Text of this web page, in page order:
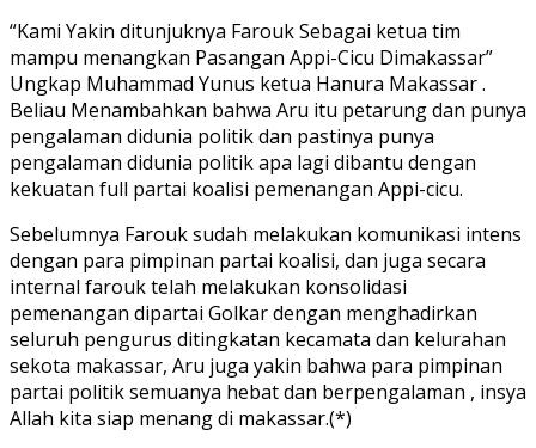
“Kami Yakin ditunjuknya Farouk Sebagai ketua tim
mampu menangkan Pasangan Appi-Cicu Dimakassar”
Ungkap Muhammad Yunus ketua Hanura Makassar .
Beliau Menambahkan bahwa Aru itu petarung dan punya
pengalaman didunia politik dan pastinya punya
pengalaman didunia politik apa lagi dibantu dengan
kekuatan full partai koalisi pemenangan Appi-cicu.
Sebelumnya Farouk sudah melakukan komunikasi intens
dengan para pimpinan partai koalisi, dan juga secara
internal farouk telah melakukan konsolidasi
pemenangan dipartai Golkar dengan menghadirkan
seluruh pengurus ditingkatan kecamata dan kelurahan
sekota makassar, Aru juga yakin bahwa para pimpinan
partai politik semuanya hebat dan berpengalaman , insya
Allah kita siap menang di makassar.(*)